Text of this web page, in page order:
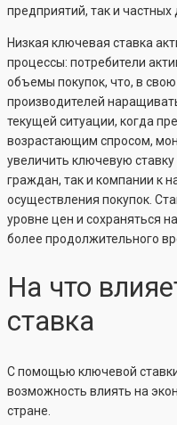
предприятий, так и частных
Низкая ключевая ставка
процессы: потребители
объемы покупок, что, в
производителей
текущей ситуации, когда
возрастающим спросом,
увеличить ключевую
граждан, так и компании к
осуществления покупок.
уровне цен и сохраняться
более продолжительного
На что
ставка
С помощью ключевой
возможность влиять на
стране.